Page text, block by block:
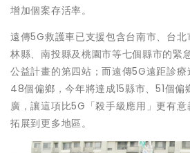
增加個案存活率。
遠傳5G救護車已支援包含台南市、台
林縣、南投縣及桃園市等七個縣市的緊
公益計畫的第四站；而遠傳5G遠距診療
48個偏鄉，今年將達成15縣市、51個偏
廣，讓這項比5G「殺手級應用」更有意
拓展到更多地區。